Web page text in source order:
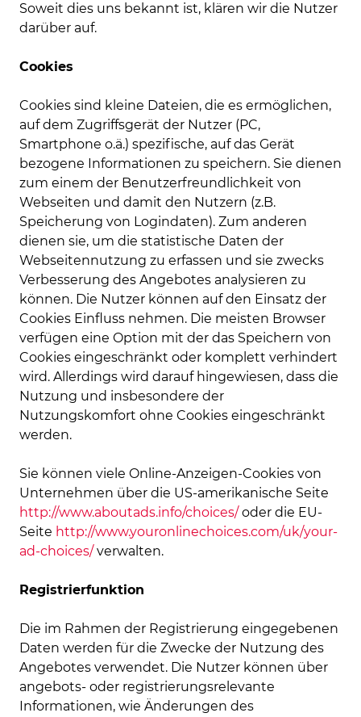
Soweit dies uns bekannt ist, klären wir die Nutzer
darüber auf.
Cookies
Cookies sind kleine Dateien, die es ermöglichen,
auf dem Zugriffsgerät der Nutzer (PC,
Smartphone o.ä.) spezifische, auf das Gerät
bezogene Informationen zu speichern. Sie dienen
zum einem der Benutzerfreundlichkeit von
Webseiten und damit den Nutzern (z.B.
Speicherung von Logindaten). Zum anderen
dienen sie, um die statistische Daten der
Webseitennutzung zu erfassen und sie zwecks
Verbesserung des Angebotes analysieren zu
können. Die Nutzer können auf den Einsatz der
Cookies Einfluss nehmen. Die meisten Browser
verfügen eine Option mit der das Speichern von
Cookies eingeschränkt oder komplett verhindert
wird. Allerdings wird darauf hingewiesen, dass die
Nutzung und insbesondere der
Nutzungskomfort ohne Cookies eingeschränkt
werden.
Sie können viele Online-Anzeigen-Cookies von
Unternehmen über die US-amerikanische Seite
http://www.aboutads.info/choices/oder die EU-
Seite http://www.youronlinechoices.com/uk/your-
ad-choices/verwalten.
Registrierfunktion
Die im Rahmen der Registrierung eingegebenen
Daten werden für die Zwecke der Nutzung des
Angebotes verwendet. Die Nutzer können über
angebots- oder registrierungsrelevante
Informationen, wie Änderungen des